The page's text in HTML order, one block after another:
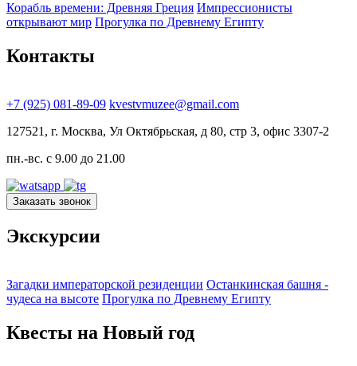
Корабль времени: Древняя Греция Импрессионисты
открывают мир Прогулка по Древнему Египту
Контакты
+7 (925) 081-89-09 kvestvmuzee@gmail.com
127521, г. Москва, Ул Октябрьская, д 80, стр 3, офис 3307-2
пн.-вс. с 9.00 до 21.00
Заказать звонок
Экскурсии
Загадки императорской резиденции Останкинская башня -
чудеса на высоте Прогулка по Древнему Египту
Квесты на Новый год